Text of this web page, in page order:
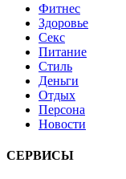
Фитнес
Здоровье
Секс
Питание
Стиль
Деньги
Отдых
Персона
Новости
СЕРВИСЫ